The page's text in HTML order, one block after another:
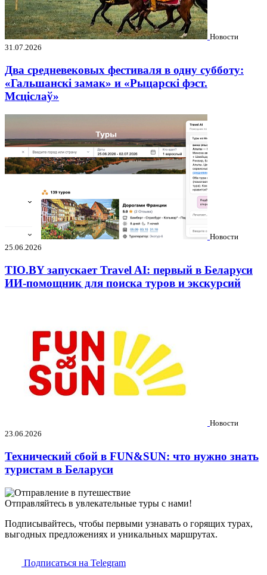
Новости
31.07.2026
Два средневековых фестиваля в одну субботу:
«Гальшанскі замак» и «Рыцарскі фэст.
Мсціслаў»
Новости
25.06.2026
TIO.BY запускает Travel AI: первый в Беларуси
ИИ-помощник для поиска туров и экскурсий
Новости
23.06.2026
Технический сбой в FUN&SUN: что нужно знать
туристам в Беларуси
Отправляйтесь в увлекательные туры с нами!
Подписывайтесь, чтобы первыми узнавать о горящих турах,
выгодных предложениях и уникальных маршрутах.
Подписаться на Telegram